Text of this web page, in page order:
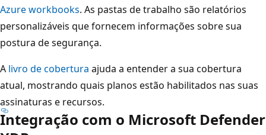
Azure workbooks. As pastas de trabalho são relatórios
personalizáveis que fornecem informações sobre sua
postura de segurança.
A livro de cobertura ajuda a entender a sua cobertura
atual, mostrando quais planos estão habilitados nas suas
assinaturas e recursos.
Integração com o Microsoft Defender